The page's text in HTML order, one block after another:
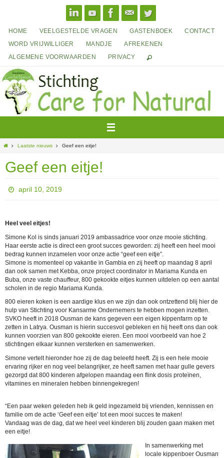
inhoudHOME VEELGESTELDE VRAGEN GASTENBOEK
CONTACT
WORD VRIJWILLIGER
MANDJE
AFREKENEN
ALGEMENE VOORWAARDEN
PRIVACY
HomeLaatste nieuws Geef een eitje!
Geef een eitje!
april 10, 2019
Heel veel eitjes!
Simone Kol is sinds januari 2019 ambassadrice voor onze mooie stichting.
Haar eerste actie is direct een groot succes geworden: zij heeft een heel mooi
bedrag kunnen inzamelen voor onze actie “geef een eitje”.
Simone is momenteel op vakantie in Gambia en zij heeft op maandag 8 april
dan ook samen met Kebba, onze project coordinator in Mariama Kunda en
Buba, onze vaste chauffeur, 800 gekookte eitjes kunnen uitdelen op een aantal
scholen in de regio Mariama Kunda.
800 eieren koken is een aardige klus en we zijn dan ook ontzettend blij hier de
hulp van Stichting voor Kansarme Ondernemers te hebben mogen inzetten.
SVKO heeft in 2018 Ousman de kans gegeven een eigen kippenfarm op te
zetten in Latrya. Ousman is hierin succesvol gebleken en hij heeft ons dan ook
kunnen voorzien van 800 gekookte eieren. Een mooi voorbeeld van hoe 2
stichtingen elkaar kunnen versterken en samenwerken.
Simone vertelt hieronder hoe zij de dag beleefd heeft. Zij is een hele mooie
ervaring rijker en nog veel belangrijker, ze heeft samen met haar gulle gevers
gezorgd dat 800 kinderen afgelopen maandag een flink dosis proteïnen,
vitamines en mineralen hebben binnengekregen!
“Een paar weken geleden heb ik geld ingezameld bij vrienden, kennissen en
familie om de actie ‘Geef een eitje’ tot een mooi succes te maken!
Vandaag was de dag, dat we heel veel kinderen blij zouden gaan maken met
een eitje!
In samenwerking met
locale kippenboer Ousman